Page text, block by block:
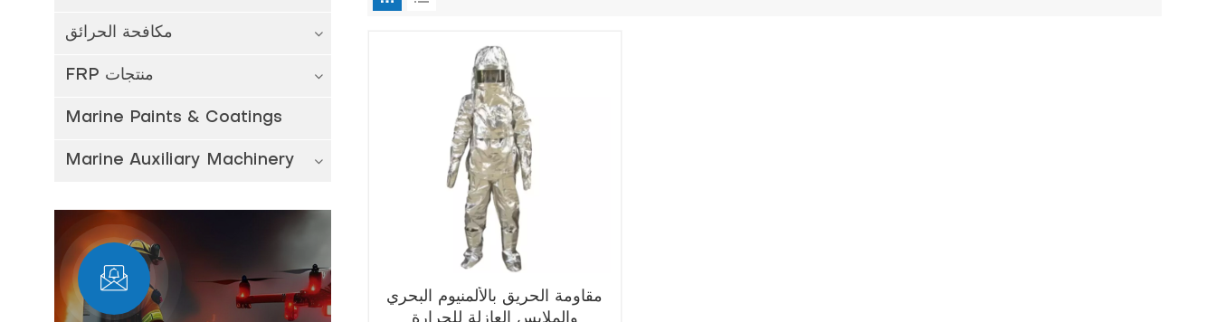
مكافحة الحرائق
FRP منتجات
Marine Paints & Coatings
Marine Auxiliary Machinery
مقاومة الحريق بالألمنيوم البحري